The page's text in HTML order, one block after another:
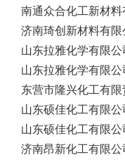
南通众合化工新材料
济南琦创新材料有限
山东拉雅化学有限公
山东拉雅化学有限公
东营市隆兴化工有限
山东硕佳化工有限公
山东硕佳化工有限公
济南昂新化工有限公